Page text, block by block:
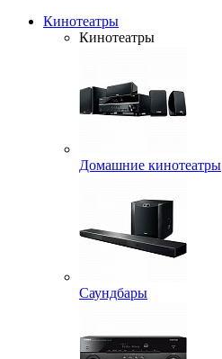
Кинотеатры
Кинотеатры
Домашние кинотеатры
Саундбары